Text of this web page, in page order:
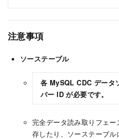
注意事項
ソーステーブル
各 MySQL CDC データ
バー ID が必要です。
完全データ読み取りフェ
存したり、ソーステーブ